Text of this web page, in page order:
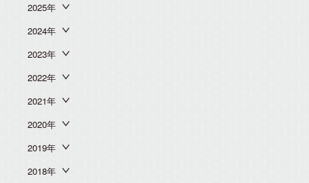
2025年
2024年
2023年
2022年
2021年
2020年
2019年
2018年